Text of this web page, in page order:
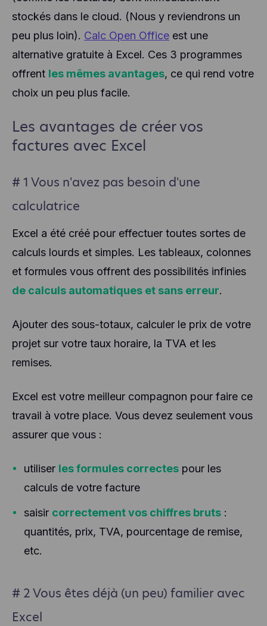
stockés dans le cloud. (Nous y reviendrons un
peu plus loin). Calc Open Office est une
alternative gratuite à Excel. Ces 3 programmes
offrent les mêmes avantages, ce qui rend votre
choix un peu plus facile.
Les avantages de créer vos
factures avec Excel
# 1 Vous n'avez pas besoin d'une
calculatrice
Excel a été créé pour effectuer toutes sortes de
calculs lourds et simples. Les tableaux, colonnes
et formules vous offrent des possibilités infinies
de calculs automatiques et sans erreur.
Ajouter des sous-totaux, calculer le prix de votre
projet sur votre taux horaire, la TVA et les
remises.
Excel est votre meilleur compagnon pour faire ce
travail à votre place. Vous devez seulement vous
assurer que vous :
utiliser les formules correctes pour les
calculs de votre facture
saisir correctement vos chiffres bruts :
quantités, prix, TVA, pourcentage de remise,
etc.
# 2 Vous êtes déjà (un peu) familier avec
Excel